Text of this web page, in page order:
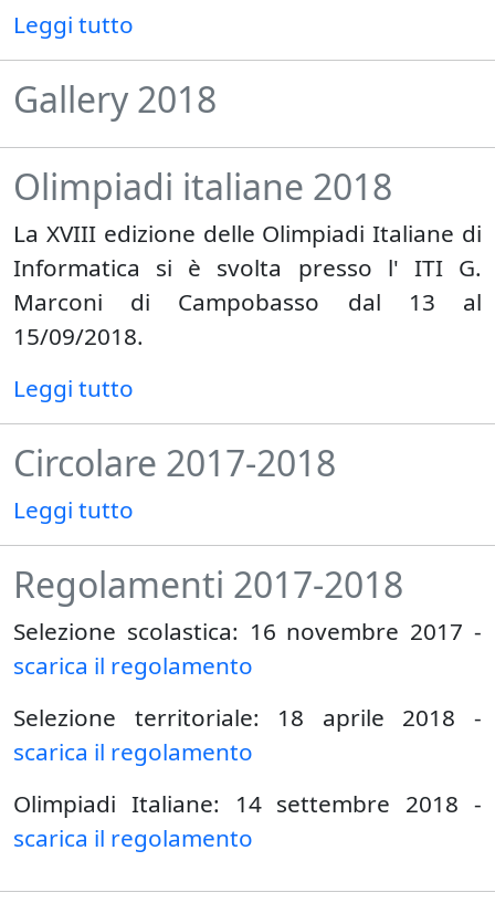
Leggi tutto
Gallery 2018
Olimpiadi italiane 2018
La XVIII edizione delle Olimpiadi Italiane di
Informatica si è svolta presso l' ITI G.
Marconi di Campobasso dal 13 al
15/09/2018.
Leggi tutto
Circolare 2017-2018
Leggi tutto
Regolamenti 2017-2018
Selezione scolastica: 16 novembre 2017 -
scarica il regolamento
Selezione territoriale: 18 aprile 2018 -
scarica il regolamento
Olimpiadi Italiane: 14 settembre 2018 -
scarica il regolamento